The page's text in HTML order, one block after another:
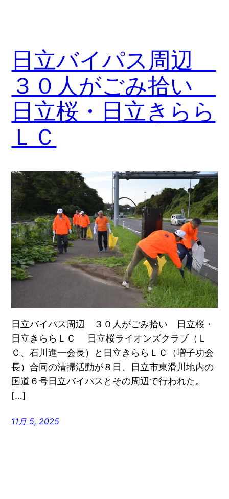
日立バイパス周辺
３０人がごみ拾い
日立桜・日立きらら
ＬＣ
日立バイパス周辺 ３０人がごみ拾い 日立桜・
日立きららＬＣ 日立桜ライオンズクラブ（Ｌ
Ｃ、石川進一会長）と日立きららＬＣ（増子功会
長）合同の清掃活動が８日、日立市東滑川地内の
国道６号日立バイパスとその周辺で行われた。
[…]
11月 5, 2025